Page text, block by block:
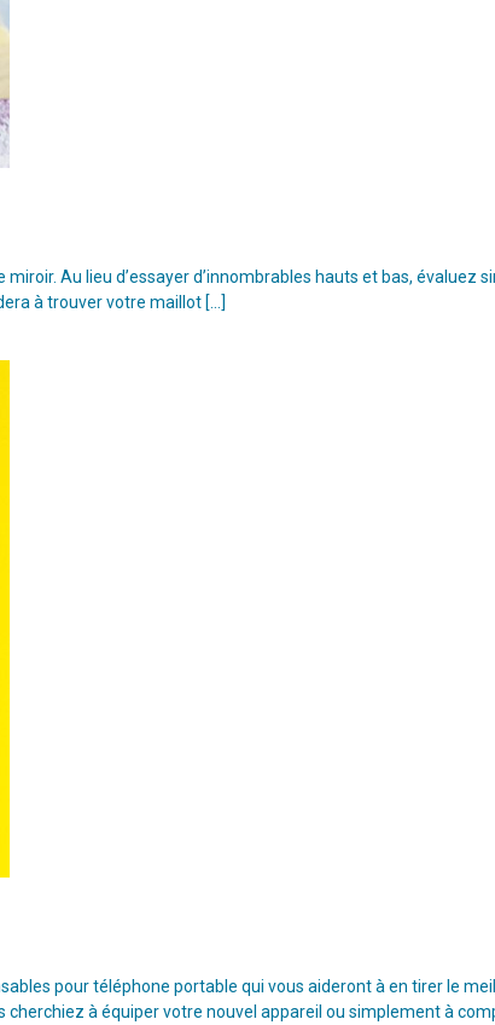
Au lieu d’essayer d’innombrables hauts et bas, évaluez
à trouver votre maillot […]
pour téléphone portable qui vous aideront à en tirer le
à équiper votre nouvel appareil ou simplement à